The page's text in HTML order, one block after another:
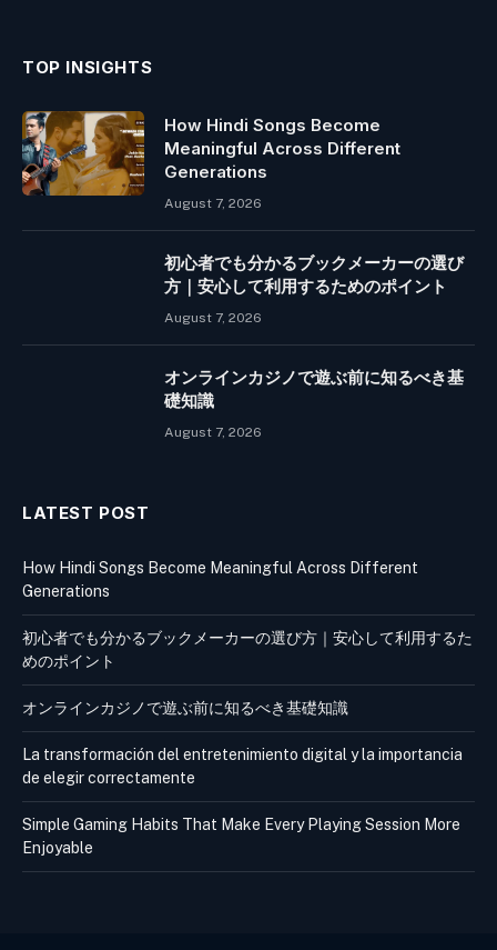
TOP INSIGHTS
How Hindi Songs Become
Meaningful Across Different
Generations
August 7, 2026
初心者でも分かるブックメーカーの選び
方｜安心して利用するためのポイント
August 7, 2026
オンラインカジノで遊ぶ前に知るべき基
礎知識
August 7, 2026
LATEST POST
How Hindi Songs Become Meaningful Across Different
Generations
初心者でも分かるブックメーカーの選び方｜安心して利用するた
めのポイント
オンラインカジノで遊ぶ前に知るべき基礎知識
La transformación del entretenimiento digital y la importancia
de elegir correctamente
Simple Gaming Habits That Make Every Playing Session More
Enjoyable